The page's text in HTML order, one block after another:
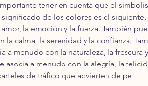
tener en cuenta que el
de los colores es el
la emoción y la fuerza. También
calma, la serenidad y la confianza.
a menudo con la naturaleza, la frescura
asocia a menudo con la alegría, la
de tráfico que advierten de pe